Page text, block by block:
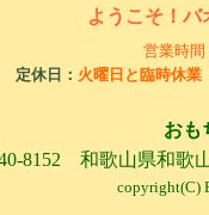
ようこそ！
営業時間
定休日： 火曜日と臨時休業
お
8152 和歌山県和歌
copyright(C)